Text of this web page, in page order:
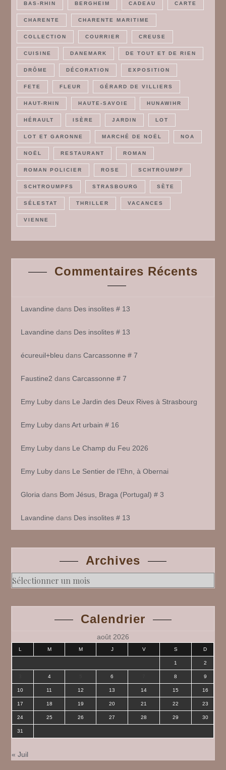
BAS-RHIN BERGHEIM CADEAU CARTE
CHARENTE CHARENTE MARITIME
COLLECTION COURRIER CREUSE
CUISINE DANEMARK DE TOUT ET DE RIEN
DRÔME DÉCORATION EXPOSITION
FETE FLEUR GÉRARD DE VILLIERS
HAUT-RHIN HAUTE-SAVOIE HUNAWIHR
HÉRAULT ISÈRE JARDIN LOT
LOT ET GARONNE MARCHÉ DE NOËL NOA
NOËL RESTAURANT ROMAN
ROMAN POLICIER ROSE SCHTROUMPF
SCHTROUMPFS STRASBOURG SÈTE
SÉLESTAT THRILLER VACANCES
VIENNE
Commentaires Récents
Lavandine dans Des insolites # 13
Lavandine dans Des insolites # 13
écureuil+bleu dansCarcassonne # 7
Faustine2 dansCarcassonne # 7
Emy Luby dans Le Jardin des Deux Rives à Strasbourg
Emy Luby dansArt urbain # 16
Emy Luby dans Le Champ du Feu 2026
Emy Luby dans Le Sentier de l’Ehn, à Obernai
Gloria dans Bom Jésus, Braga (Portugal) # 3
Lavandine dans Des insolites # 13
Archives
Archives
Calendrier
août 2026
L M M J V S D
1 2
4 6 8 9
10 11 12 13 14 15 16
17 18 19 20 21 22 23
24 25 26 27 28 29 30
31
« Juil